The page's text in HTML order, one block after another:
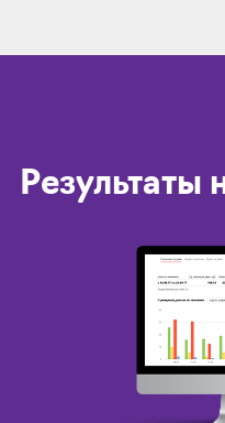
Результаты